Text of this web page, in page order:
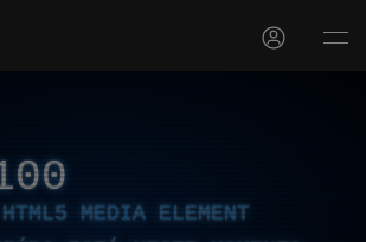
MEDIA ELEMENT